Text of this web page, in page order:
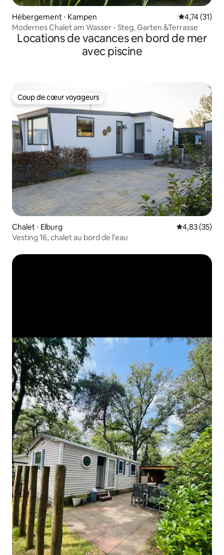
Hébergement ⋅ Kampen Évaluation
4,74 (31)
Modernes Chalet am Wasser - Steg, Garten &Terrasse
Locations de vacances en bord de mer
avec piscine
Coup de cœur voyageurs
Coup de cœur voyageurs
Chalet ⋅ Elburg Évaluation
4,83 (35)
Vesting 16, chalet au bord de l'eau